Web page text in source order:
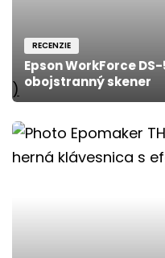
)
RECENZIE
Epson WorkForce
obojstranný skener